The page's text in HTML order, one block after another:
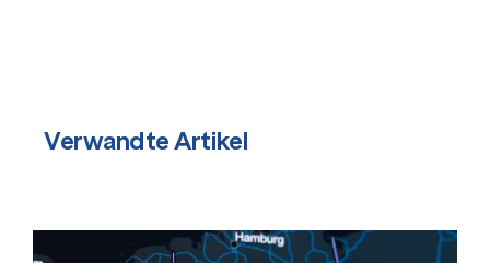
Verwandte Artikel